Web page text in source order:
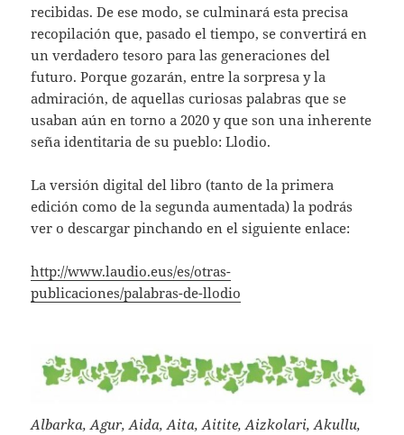
recibidas. De ese modo, se culminará esta precisa
recopilación que, pasado el tiempo, se convertirá en
un verdadero tesoro para las generaciones del
futuro. Porque gozarán, entre la sorpresa y la
admiración, de aquellas curiosas palabras que se
usaban aún en torno a 2020 y que son una inherente
seña identitaria de su pueblo: Llodio.
La versión digital del libro (tanto de la primera
edición como de la segunda aumentada) la podrás
ver o descargar pinchando en el siguiente enlace:
http://www.laudio.eus/es/otras-
publicaciones/palabras-de-llodio
Albarka, Agur, Aida, Aita, Aitite, Aizkolari, Akullu,